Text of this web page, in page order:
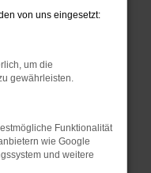
Seiten
in einem
privaten
vorübergehende
von uns eingesetzt:
um die
gewährleisten.
Funktionalität
wie Google
und weitere